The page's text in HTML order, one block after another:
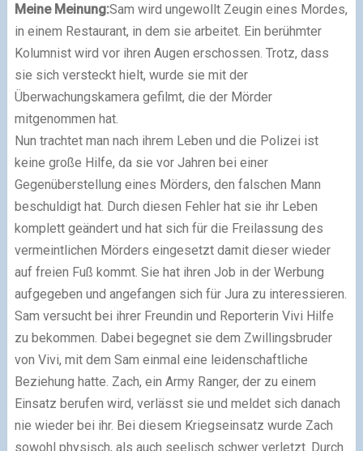
Meine Meinung:Sam wird ungewollt Zeugin eines Mordes,
in einem Restaurant, in dem sie arbeitet. Ein berühmter
Kolumnist wird vor ihren Augen erschossen. Trotz, dass
sie sich versteckt hielt, wurde sie mit der
Überwachungskamera gefilmt, die der Mörder
mitgenommen hat.
Nun trachtet man nach ihrem Leben und die Polizei ist
keine große Hilfe, da sie vor Jahren bei einer
Gegenüberstellung eines Mörders, den falschen Mann
beschuldigt hat. Durch diesen Fehler hat sie ihr Leben
komplett geändert und hat sich für die Freilassung des
vermeintlichen Mörders eingesetzt damit dieser wieder
auf freien Fuß kommt. Sie hat ihren Job in der Werbung
aufgegeben und angefangen sich für Jura zu interessieren.
Sam versucht bei ihrer Freundin und Reporterin Vivi Hilfe
zu bekommen. Dabei begegnet sie dem Zwillingsbruder
von Vivi, mit dem Sam einmal eine leidenschaftliche
Beziehung hatte. Zach, ein Army Ranger, der zu einem
Einsatz berufen wird, verlässt sie und meldet sich danach
nie wieder bei ihr. Bei diesem Kriegseinsatz wurde Zach
sowohl physisch, als auch seelisch schwer verletzt. Durch